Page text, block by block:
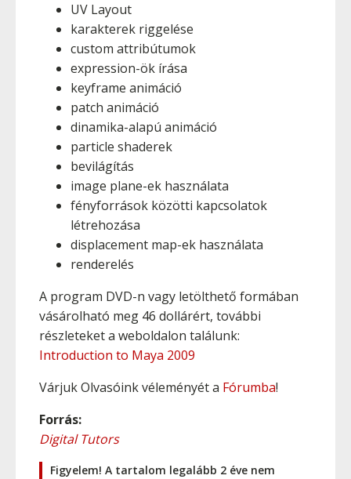
UV Layout
karakterek riggelése
custom attribútumok
expression-ök írása
keyframe animáció
patch animáció
dinamika-alapú animáció
particle shaderek
bevilágítás
image plane-ek használata
fényforrások közötti kapcsolatok
létrehozása
displacement map-ek használata
renderelés
A program DVD-n vagy letölthető formában
vásárolható meg 46 dollárért, további
részleteket a weboldalon találunk:
Introduction to Maya 2009
Várjuk Olvasóink véleményét a Fórumba!
Forrás:
Digital Tutors
Figyelem! A tartalom legalább 2 éve nem